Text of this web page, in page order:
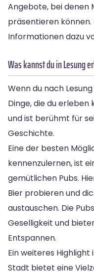
Angebote, bei denen
präsentieren
Informationen dazu
Was kannst du in Lesung
Wenn du nach
Dinge, die du erleben
und ist berühmt für
Geschichte.
Eine der besten
kennenzulernen, ist
gemütlichen Pubs.
Bier probieren und
austauschen. Die
Geselligkeit und
Entspannen.
Ein weiteres Highlight
Stadt bietet eine